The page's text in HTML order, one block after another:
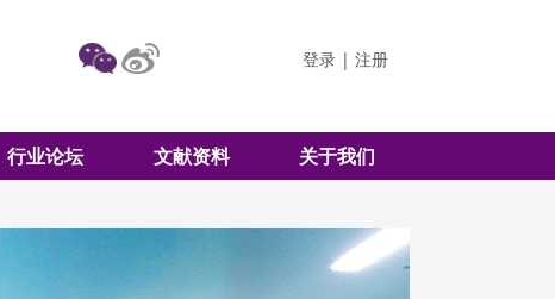
登录 | 注册
行业论坛 文献资料 关于我们